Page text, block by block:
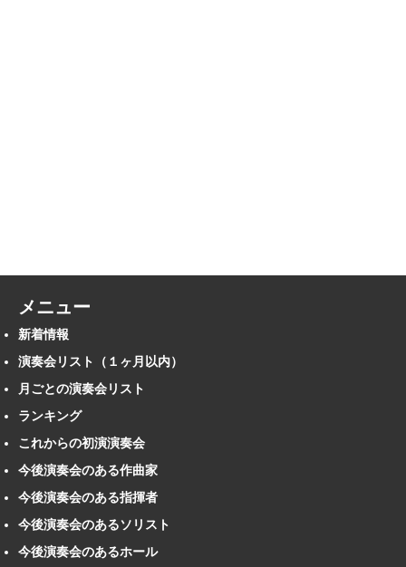
メニュー
新着情報
演奏会リスト（１ヶ月以内）
月ごとの演奏会リスト
ランキング
これからの初演演奏会
今後演奏会のある作曲家
今後演奏会のある指揮者
今後演奏会のあるソリスト
今後演奏会のあるホール